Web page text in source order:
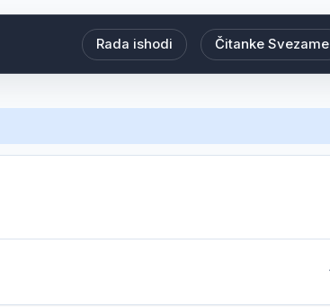
Rada ishodi Čitanke Svezame